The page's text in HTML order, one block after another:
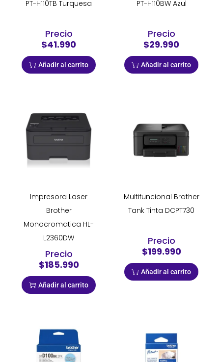
PT-H110TB Turquesa
Precio
$41.990
Añadir al carrito
PT-H110BW Azul
Precio
$29.990
Añadir al carrito
Impresora Laser
Brother
Monocromatica HL-
L2360DW
Precio
$185.990
Añadir al carrito
Multifuncional Brother
Tank Tinta DCPT730
Precio
$199.990
Añadir al carrito